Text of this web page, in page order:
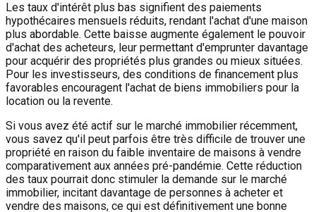
Les taux d'intérêt plus bas signifient des paiements
hypothécaires mensuels réduits, rendant l'achat d'une maison
plus abordable. Cette baisse augmente également le pouvoir
d'achat des acheteurs, leur permettant d'emprunter davantage
pour acquérir des propriétés plus grandes ou mieux situées.
Pour les investisseurs, des conditions de financement plus
favorables encouragent l'achat de biens immobiliers pour la
location ou la revente.
Si vous avez été actif sur le marché immobilier récemment,
vous savez qu'il peut parfois être très difficile de trouver une
propriété en raison du faible inventaire de maisons à vendre
comparativement aux années pré-pandémie. Cette réduction
des taux pourrait donc stimuler la demande sur le marché
immobilier, incitant davantage de personnes à acheter et
vendre des maisons, ce qui est définitivement une bonne